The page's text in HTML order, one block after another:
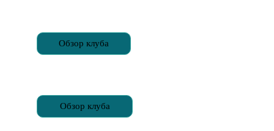
Обзор клуба
Обзор клуба